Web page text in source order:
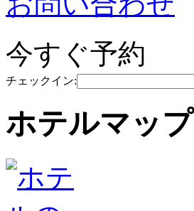
今すぐ予約
チェックイン:
ホテルマップ